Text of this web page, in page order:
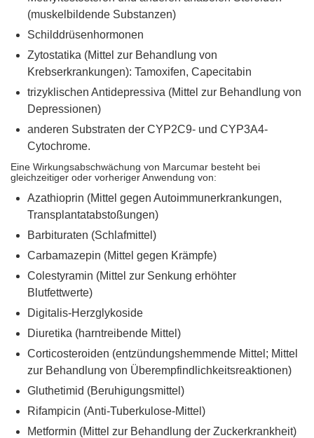
(muskelbildende Substanzen)
Schilddrüsenhormonen
Zytostatika (Mittel zur Behandlung von
Krebserkrankungen): Tamoxifen, Capecitabin
trizyklischen Antidepressiva (Mittel zur Behandlung von
Depressionen)
anderen Substraten der CYP2C9- und CYP3A4-
Cytochrome.
Eine Wirkungsabschwächung von Marcumar besteht bei
gleichzeitiger oder vorheriger Anwendung von:
Azathioprin (Mittel gegen Autoimmunerkrankungen,
Transplantatabstoßungen)
Barbituraten (Schlafmittel)
Carbamazepin (Mittel gegen Krämpfe)
Colestyramin (Mittel zur Senkung erhöhter
Blutfettwerte)
Digitalis-Herzglykoside
Diuretika (harntreibende Mittel)
Corticosteroiden (entzündungshemmende Mittel; Mittel
zur Behandlung von Überempfindlichkeitsreaktionen)
Gluthetimid (Beruhigungsmittel)
Rifampicin (Anti-Tuberkulose-Mittel)
Metformin (Mittel zur Behandlung der Zuckerkrankheit)